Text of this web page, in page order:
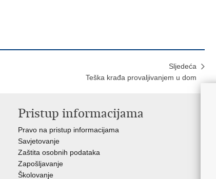
Sljedeća
Teška krađa provaljivanjem u dom
Pristup informacijama
Pravo na pristup informacijama
Savjetovanje
Zaštita osobnih podataka
Zapošljavanje
Školovanje